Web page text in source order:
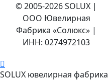
© 2005-2026 SOLUX |
ООО Ювелирная
Фабрика «Солюкс» |
ИНН: 0274972103
SOLUX ювелирная фабрика